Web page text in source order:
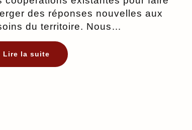
des réponses nouvelles aux
du territoire. Nous…
Lire la suite